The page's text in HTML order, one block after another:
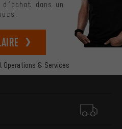
Operations & Services
dans un